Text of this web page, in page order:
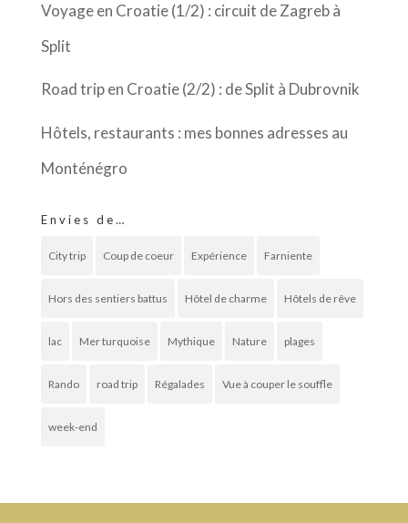
Voyage en Croatie (1/2) : circuit de Zagreb à
Split
Road trip en Croatie (2/2) : de Split à Dubrovnik
Hôtels, restaurants : mes bonnes adresses au
Monténégro
Envies de…
City trip Coup de coeur Expérience Farniente
Hors des sentiers battus Hôtel de charme Hôtels de rêve
lac Mer turquoise Mythique Nature plages
Rando road trip Régalades Vue à couper le souffle
week-end